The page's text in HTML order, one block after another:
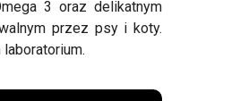
3 oraz delikatnym
przez psy i koty.